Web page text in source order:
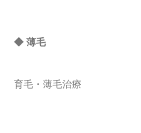
◆ 薄毛
育毛・薄毛治療